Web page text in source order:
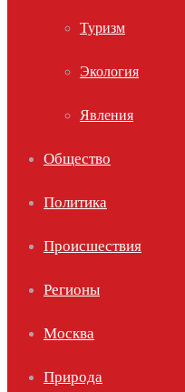
Туризм
Экология
Явления
Общество
Политика
Происшествия
Регионы
Москва
Природа